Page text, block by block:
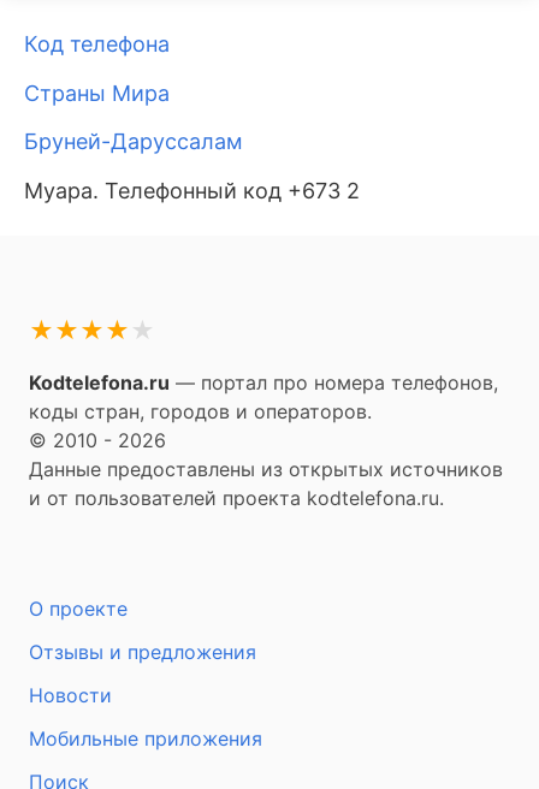
Код телефона
Страны Мира
Бруней-Даруссалам
Муара. Телефонный код +673 2
★
★
★
★
★
Kodtelefona.ru — портал про номера телефонов,
коды стран, городов и операторов.
© 2010 - 2026
Данные предоставлены из открытых источников
и от пользователей проекта kodtelefona.ru.
О проекте
Отзывы и предложения
Новости
Мобильные приложения
Поиск